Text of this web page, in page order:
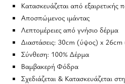
Κατασκευάζεται από εξαιρετικής
Αποσπώμενος ιμάντας
Λεπτομέρειες από γνήσιο δέρμα
Διαστάσεις: 30cm (ύψος) x
Σύνθεση: 100% Δέρμα
Βαμβακερή Φόδρα
Σχεδιάζεται & Κατασκευάζεται